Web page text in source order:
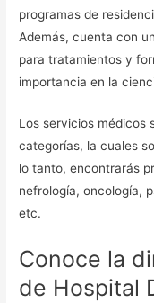
programas de
Además, cuenta con
para tratamientos y
importancia en la
Los servicios médicos
categorías, la cuales
lo tanto, encontrarás
nefrología, oncología,
etc.
Conoce la
de Hospital